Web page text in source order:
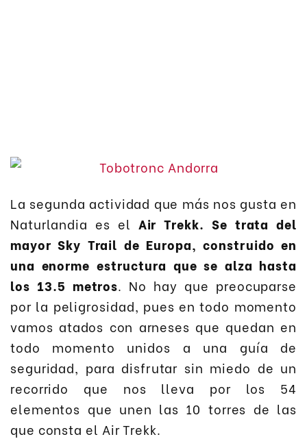
La segunda actividad que más nos gusta en
Naturlandia es el Air Trekk. Se trata del
mayor Sky Trail de Europa, construido en
una enorme estructura que se alza hasta
los 13.5 metros. No hay que preocuparse
por la peligrosidad, pues en todo momento
vamos atados con arneses que quedan en
todo momento unidos a una guía de
seguridad, para disfrutar sin miedo de un
recorrido que nos lleva por los 54
elementos que unen las 10 torres de las
que consta el Air Trekk.